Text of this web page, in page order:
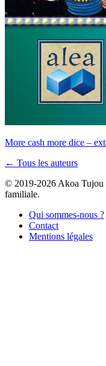
More cash more dice –
← Tous les auteurs
© 2019-2026 Akoa Tujou
familiale.
Qui sommes-nous ?
Contact
Mentions légales